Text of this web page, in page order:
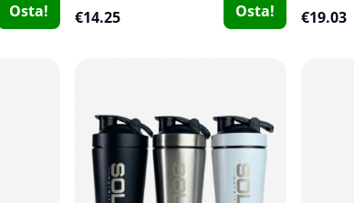
Osta! €14.25 Osta! €19.03